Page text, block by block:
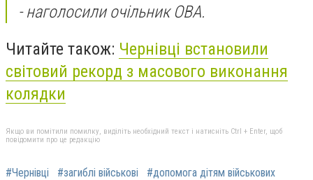
- наголосили очільник ОВА.
Читайте також: Чернівці встановили
світовий рекорд з масового виконання
колядки
Якщо ви помітили помилку, виділіть необхідний текст і натисніть Ctrl + Enter, щоб
повідомити про це редакцію
#Чернівці #загиблі військові #допомога дітям військових